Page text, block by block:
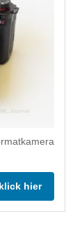
hier